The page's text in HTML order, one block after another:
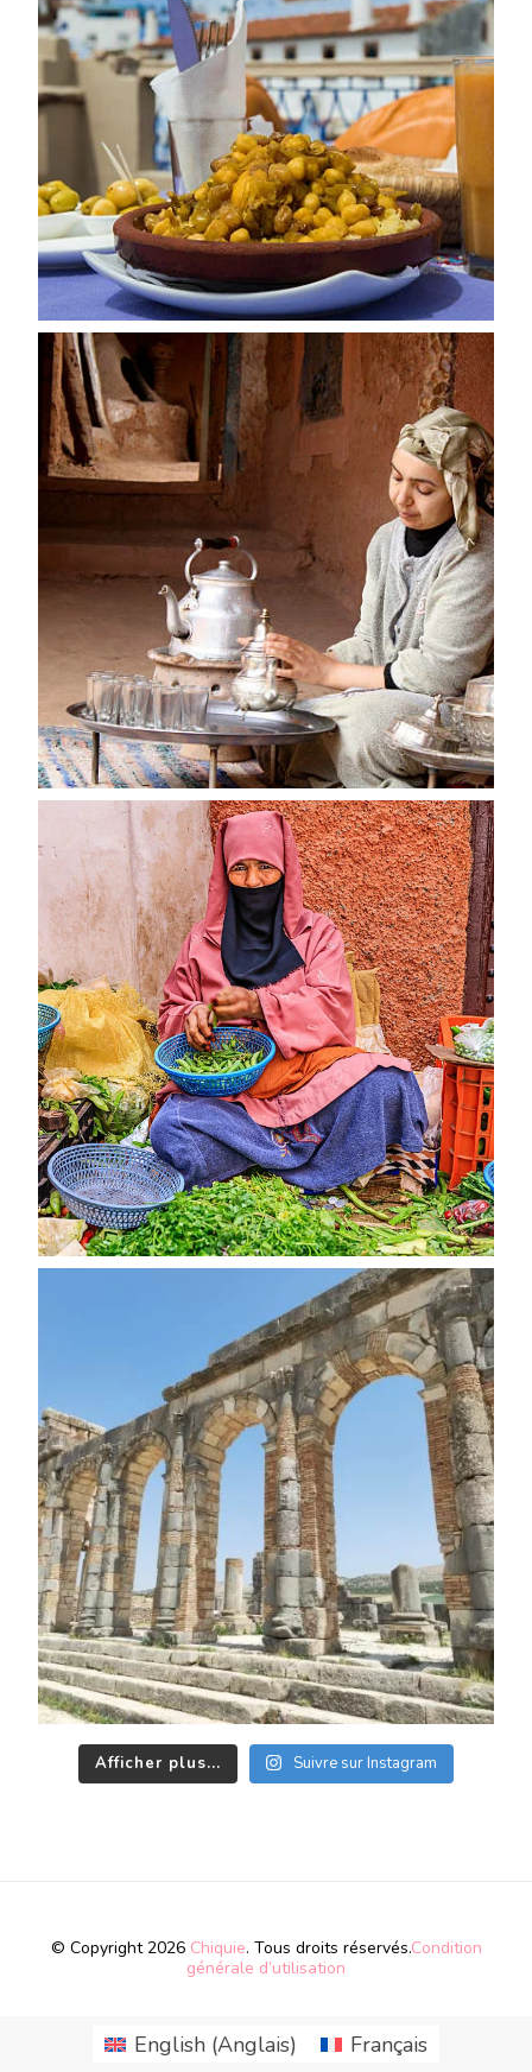
Afficher plus... Suivre sur Instagram
© Copyright 2026 Chiquie. Tous droits réservés.Condition
générale d’utilisation
English (Anglais) Français